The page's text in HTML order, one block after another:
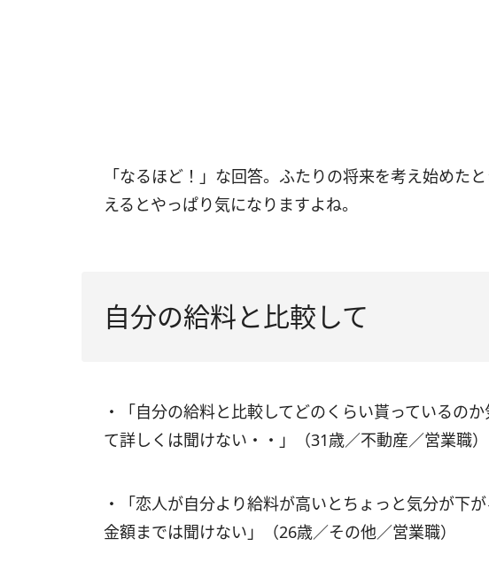
「なるほど！」な回答。ふたりの将来を考え始めた
えるとやっぱり気になりますよね。
自分の給料と比較して
・「自分の給料と比較してどのくらい貰っているの
て詳しくは聞けない・・」（31歳／不動産／営業職）
・「恋人が自分より給料が高いとちょっと気分が下
金額までは聞けない」（26歳／その他／営業職）